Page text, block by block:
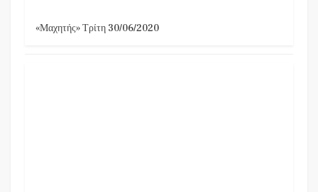
«Μαχητής» Τρίτη 30/06/2020